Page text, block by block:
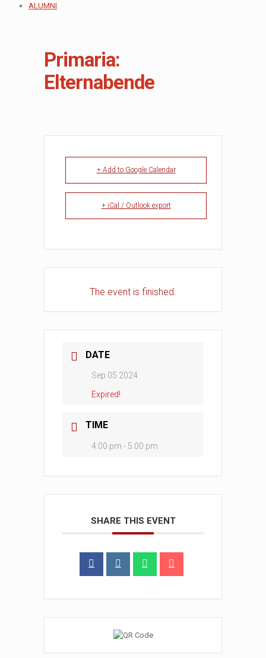
ALUMNI
Primaria:
Elternabende
+ Add to Google Calendar
+ iCal / Outlook export
The event is finished.
DATE
Sep 05 2024
Expired!
TIME
4:00 pm - 5:00 pm
SHARE THIS EVENT